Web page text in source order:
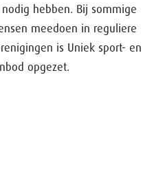
hebben. Bij sommige
meedoen in reguliere
is Uniek sport- en
opgezet.